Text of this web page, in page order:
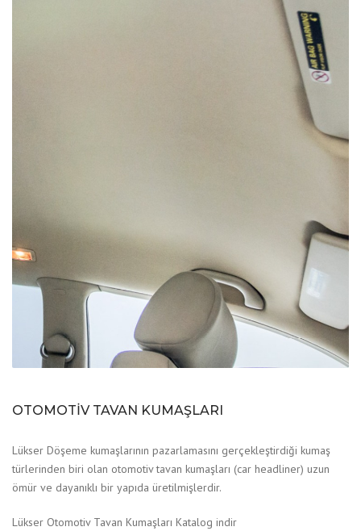
OTOMOTİV TAVAN KUMAŞLARI
Lükser Döşeme kumaşlarının pazarlamasını gerçekleştirdiği kumaş
türlerinden biri olan otomotiv tavan kumaşları (car headliner) uzun
ömür ve dayanıklı bir yapıda üretilmişlerdir.
Lükser Otomotiv Tavan Kumaşları Katalog indir